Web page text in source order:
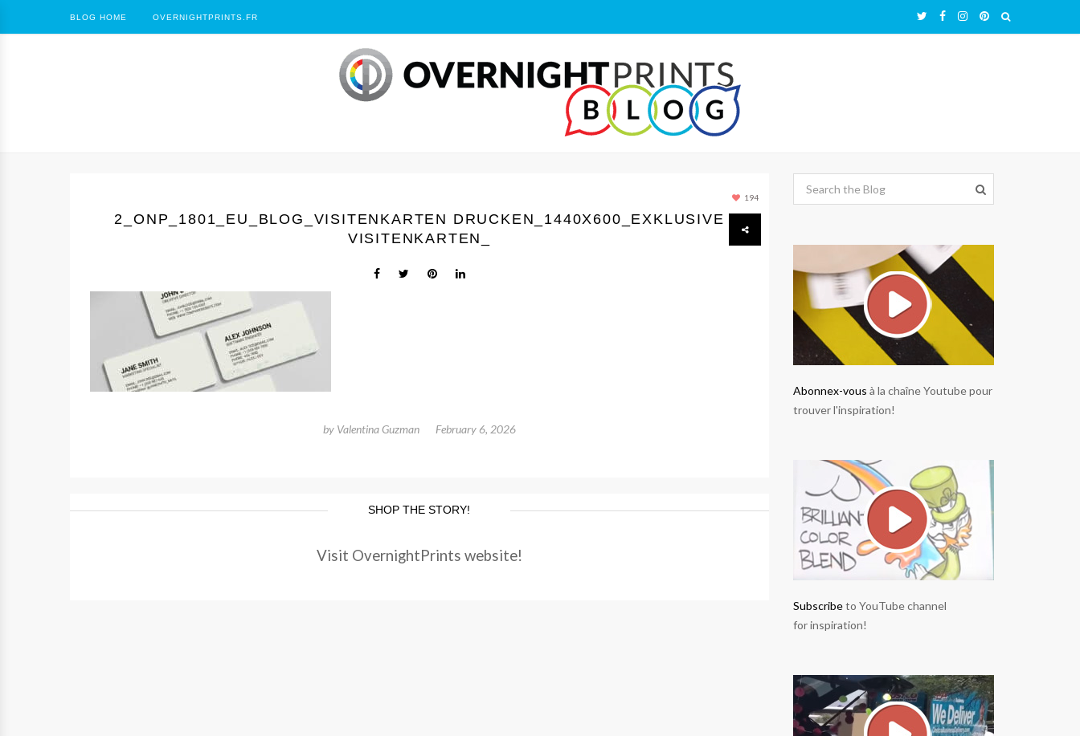
BLOG HOME OVERNIGHTPRINTS.FR
194
2_ONP_1801_EU_BLOG_VISITENKARTEN DRUCKEN_1440Х600_EXKLUSIVE
VISITENKARTEN_
by Valentina Guzman February 6, 2026
SHOP THE STORY!
Visit OvernightPrints website!
Abonnex-vous à la chaîne Youtube pour
trouver l'inspiration!
Subscribeto YouTube channel
for inspiration!